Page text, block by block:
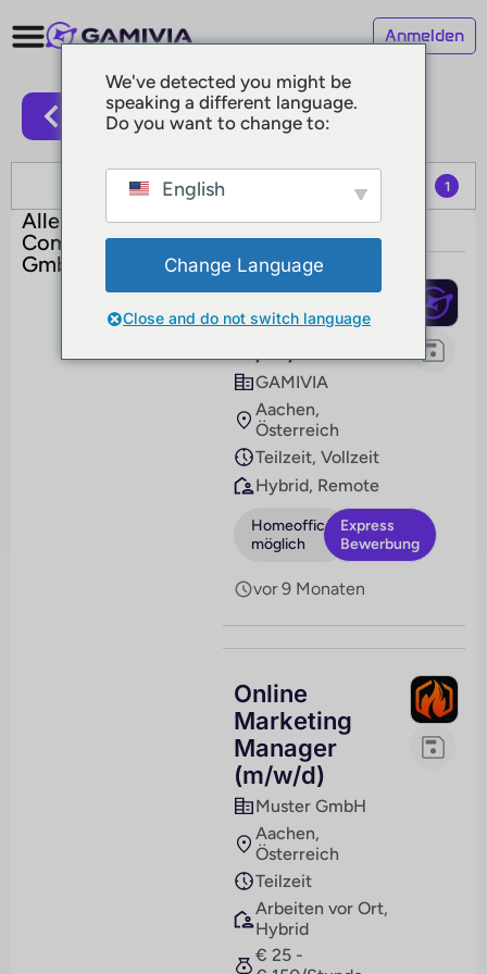
Anmelden
zurück
Filter results 1
Alle Jobs von
Com2uS Europe
GmbH
2 results
Wordpress
Developer
GAMIVIA
Aachen,
Österreich
Teilzeit, Vollzeit
Hybrid, Remote
Homeoffice
möglich
Express
Bewerbung
vor 9 Monaten
Online
Marketing
Manager
(m/w/d)
Muster GmbH
Aachen,
Österreich
Teilzeit
Arbeiten vor Ort,
Hybrid
€ 25 -
We've detected you might be
speaking a different language.
Do you want to change to:
English
Change Language
Close and do not switch language